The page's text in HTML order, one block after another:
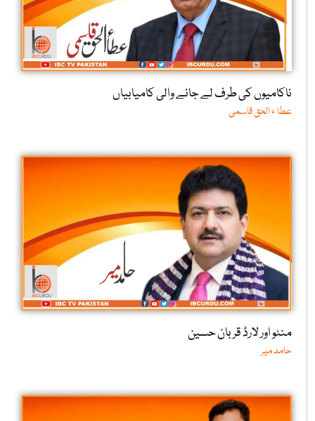
ناکامیوں کی طرف لے جانے والی کامیابیاں
عطا ء الحق قاسمی
منٹو اور لارڈ قربان حسین
حامد میر